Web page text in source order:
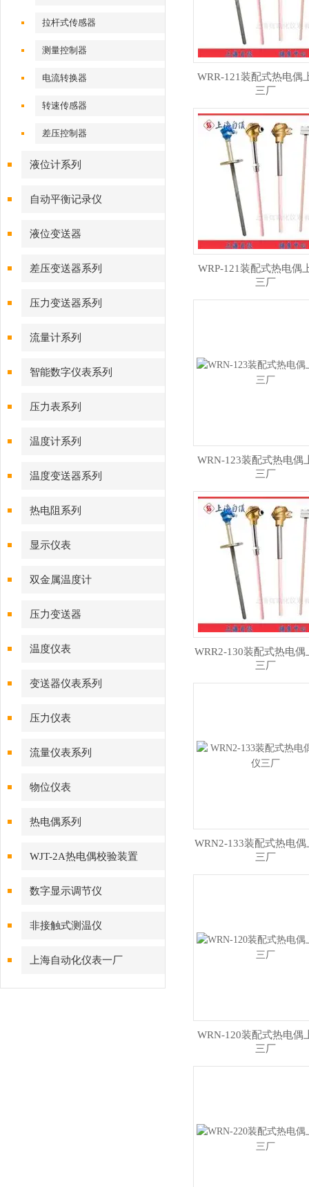
拉杆式传感器
测量控制器
电流转换器
转速传感器
差压控制器
液位计系列
自动平衡记录仪
液位变送器
差压变送器系列
压力变送器系列
流量计系列
智能数字仪表系列
压力表系列
温度计系列
温度变送器系列
热电阻系列
显示仪表
双金属温度计
压力变送器
温度仪表
变送器仪表系列
压力仪表
流量仪表系列
物位仪表
热电偶系列
WJT-2A热电偶校验装置
数字显示调节仪
非接触式测温仪
上海自动化仪表一厂
WRR-121装配式热电偶
三厂
WRP-121装配式热电偶
三厂
WRN-123装配式热电偶
三厂
WRR2-130装配式热电偶
三厂
WRN2-133装配式热电偶
三厂
WRN-120装配式热电偶
三厂